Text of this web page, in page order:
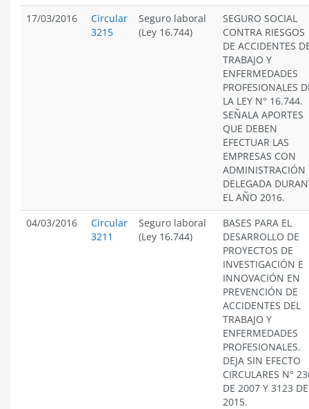
17/03/2016
Circular
3215
Seguro laboral
(Ley 16.744)
SEGURO SOCIAL
CONTRA RIESGOS
DE ACCIDENTES
TRABAJO Y
ENFERMEDADES
PROFESIONALES
LA LEY N° 16.744.
SEÑALA APORTES
QUE DEBEN
EFECTUAR LAS
EMPRESAS CON
ADMINISTRACIÓN
DELEGADA
EL AÑO 2016.
04/03/2016
Circular
3211
Seguro laboral
(Ley 16.744)
BASES PARA EL
DESARROLLO DE
PROYECTOS DE
INVESTIGACIÓN E
INNOVACIÓN EN
PREVENCIÓN DE
ACCIDENTES DEL
TRABAJO Y
ENFERMEDADES
PROFESIONALES.
DEJA SIN EFECTO
CIRCULARES N°
DE 2007 Y 3123 DE
2015.